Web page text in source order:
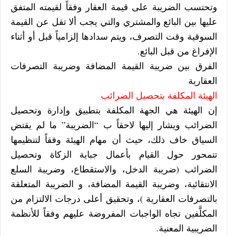
وتحتسب الضريبة على قيمة العقار وفقاً لقيمته المتفق
عليها بين البائع والمشتري والتي يجب ألا تقل عن القيمة
السوقية وقت التصرف، ويتم سدادها إلزامياً قبل أو أثناء
الإفراغ من قبل البائع.
الفرق بين ضريبة القيمة المضافة وضريبة التصرفات
العقارية
الهيئة المكلفة بتحصيل الضرائب
إن الهيئة هي الجهة المكلفة بتطبيق وإدارة وتحصيل
الضرائب ويشار إليها لاحقاً ب “الضريبة” ما لم يقتض
السياق خاف ذلك، حيث أن مهام الهيئة وفقاً لتنظيمها
تتمحور حول القيام بأعمال جباية الزكاة وتحصيل
الضرائب (ضريبة الدخل، والاستقطاع، وضريبة السلع
الانتقائية، وضريبة القيمة المضافة، و الضريبة المتعلقة
بالتصرفات العقارية )، وتحقيق أعلى درجات الالتزام من
المكلَّفين تجاه الواجبات المفروضة عليهم وفقاً للأنظمة
الضريبية المعنية.